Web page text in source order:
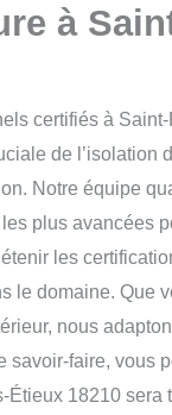
à
certifiés à
de l’isolation
Notre équipe
plus avancées
les
le domaine. Que
nous
savoir-faire, vous
18210 sera